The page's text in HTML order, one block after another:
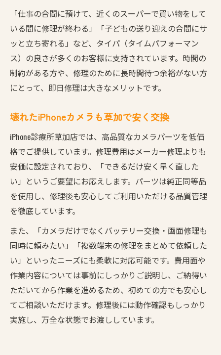
「仕事の合間に預けて、近くのスーパーで買い物をして
いる間に修理が終わる」「子どもの送り迎えの合間にサ
ッと立ち寄れる」など、タイパ（タイムパフォーマン
ス）の良さが多くのお客様に支持されています。時間の
制約がある方や、修理のために長時間待つ余裕がない方
にとって、即日修理は大きなメリットです。
壊れたiPhoneカメラも草加で安く交換
iPhone診療所草加店では、高品質なカメラパーツを低価
格でご提供しています。修理費用はメーカー修理よりも
安価に設定されており、「できるだけ安く早く直した
い」というご要望にお応えします。パーツは純正同等品
を使用し、修理後も安心してご利用いただける品質管理
を徹底しています。
また、「カメラだけでなくバッテリー交換・画面修理も
同時に頼みたい」「複数端末の修理をまとめて依頼した
い」といったニーズにも柔軟に対応可能です。費用面や
作業内容については事前にしっかりご説明し、ご納得い
ただいてから作業を進めるため、初めての方でも安心し
てご相談いただけます。修理後には動作確認もしっかり
実施し、万全な状態でお渡ししています。